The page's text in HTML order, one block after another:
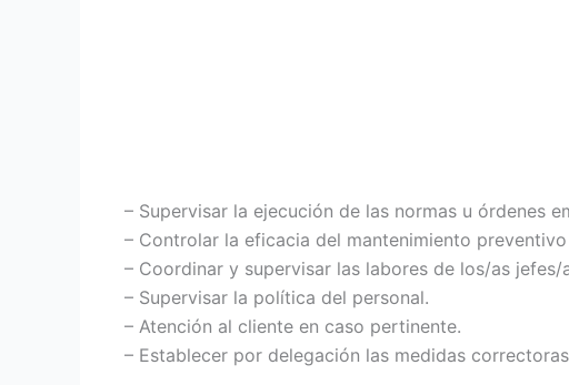
– Supervisar la ejecución de las normas u órdenes
– Controlar la eficacia del mantenimiento
– Coordinar y supervisar las labores de los/as
– Supervisar la política del personal.
– Atención al cliente en caso pertinente.
– Establecer por delegación las medidas